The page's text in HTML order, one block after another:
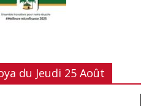
du Jeudi 25 Août